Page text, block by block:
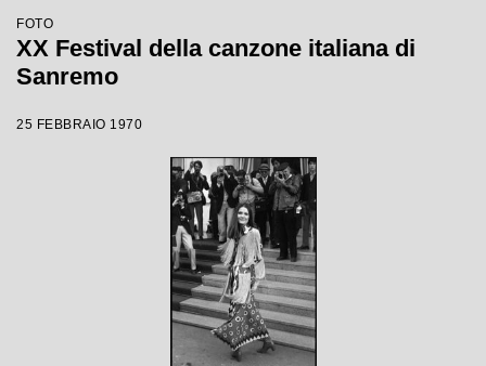
FOTO
XX Festival della canzone italiana di
Sanremo
25 FEBBRAIO 1970